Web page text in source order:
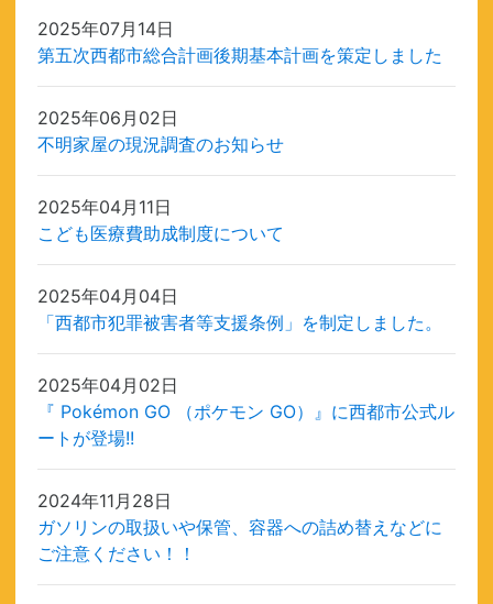
2025年07月14日
第五次西都市総合計画後期基本計画を策定しました
2025年06月02日
不明家屋の現況調査のお知らせ
2025年04月11日
こども医療費助成制度について
2025年04月04日
「西都市犯罪被害者等支援条例」を制定しました。
2025年04月02日
『 Pokémon GO （ポケモン GO）』に西都市公式ル
ートが登場!!
2024年11月28日
ガソリンの取扱いや保管、容器への詰め替えなどに
ご注意ください！！